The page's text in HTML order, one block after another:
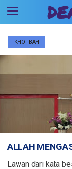
KHOTBAH
ALLAH
Lawan dari kata